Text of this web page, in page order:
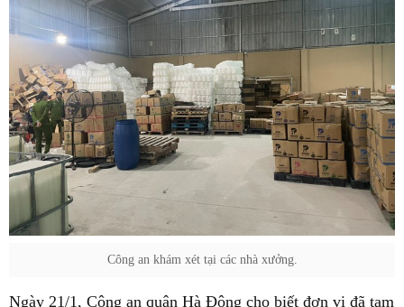
Công an khám xét tại các nhà xưởng.
Ngày 21/1, Công an quận Hà Đông cho biết đơn vị đã tạm